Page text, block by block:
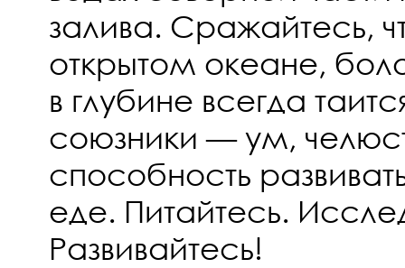
залива. Сражайтесь,
открытом океане,
в глубине всегда
союзники — ум,
способность
еде. Питайтесь.
Развивайтесь!